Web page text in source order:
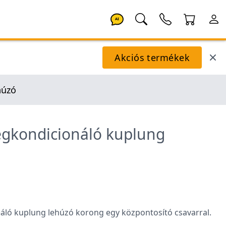
AI
Akciós termékek
kuplung
kuplung lehúzó korong egy központosító csavarral.